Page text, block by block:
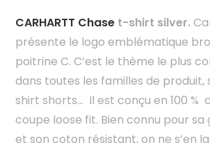
CARHARTT Chase t-shirt silver.
présente le logo emblématique
poitrine C. C’est le thème le plus
dans toutes les familles de produit,
shirt shorts… Il est conçu en 100 %
coupe loose fit. Bien connu pour sa
et son coton résistant, on ne s’en